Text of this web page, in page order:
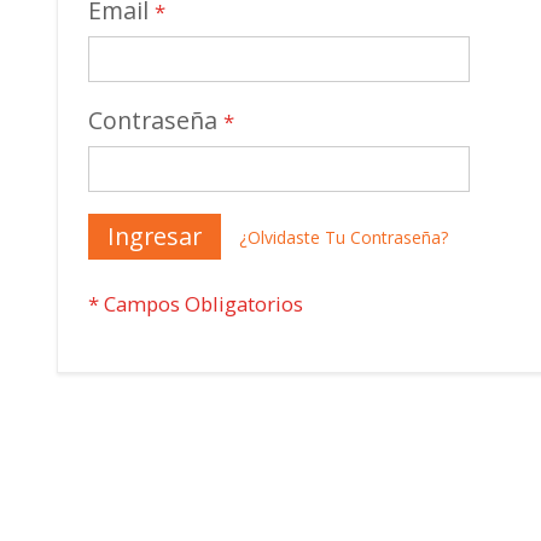
Email
Contraseña
Ingresar ¿Olvidaste Tu Contraseña?